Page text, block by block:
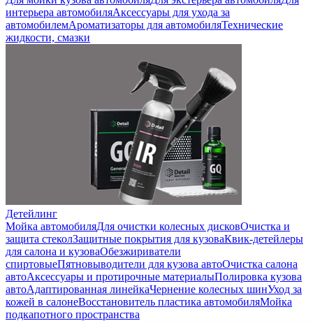
интерьера автомобиляАксессуары для ухода за
автомобилемАроматизаторы для автомобиляТехнические
жидкости, смазки
Детейлинг
Мойка автомобиляДля очистки колесных дисковОчистка и
защита стеколЗащитные покрытия для кузоваКвик-детейлеры
для салона и кузоваОбезжириватели
спиртовыеПятновыводители для кузова автоОчистка салона
автоАксессуары и протирочные материалыПолировка кузова
автоАдаптированная линейкаЧернение колесных шинУход за
кожей в салонеВосстановитель пластика автомобиляМойка
подкапотного пространства